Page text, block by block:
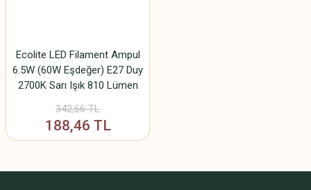
Ecolite LED Filament Ampul
6.5W (60W Eşdeğer) E27 Duy
2700K Sarı Işık 810 Lümen
342,66 TL
188,46 TL